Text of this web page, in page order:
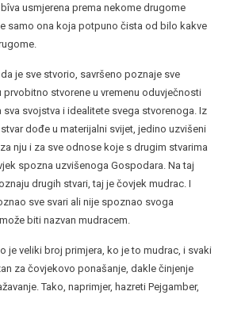
usmjerena prema nekome drugome
samo ona koja potpuno čista od bilo kakve
je sve stvorio, savršeno poznaje sve
prvobitno stvorene u vremenu oduvječnosti
svojstva i idealitete svega stvorenoga. Iz
dođe u materijalni svijet, jedino uzvišeni
nju i za sve odnose koje s drugim stvarima
spozna uzvišenoga Gospodara. Na taj
drugih stvari, taj je čovjek mudrac. I
sve svari ali nije spoznao svoga
biti nazvan mudracem.
je veliki broj primjera, ko je to mudrac, i svaki
za čovjekovo ponašanje, dakle činjenje
Tako, naprimjer, hazreti Pejgamber,